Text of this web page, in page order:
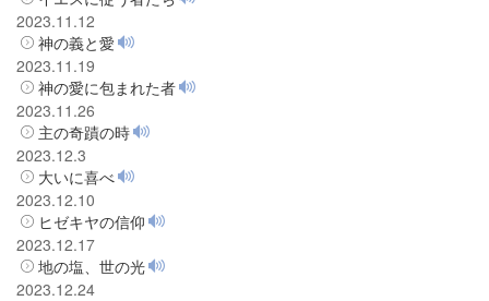
2023.11.12
神の義と愛
2023.11.19
神の愛に包まれた者
2023.11.26
主の奇蹟の時
2023.12.3
大いに喜べ
2023.12.10
ヒゼキヤの信仰
2023.12.17
地の塩、世の光
2023.12.24